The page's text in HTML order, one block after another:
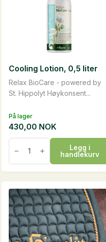
På lager
Relax BioCare - powered by
St. Hippolyt Høykonsent...
Cooling Lotion, 0,5 liter
430,00 NOK
Cooling
Lotion,
liter
antall
Legg i
handlekurv